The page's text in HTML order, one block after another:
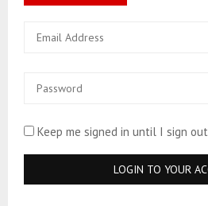
Keep me signed in until I sign out